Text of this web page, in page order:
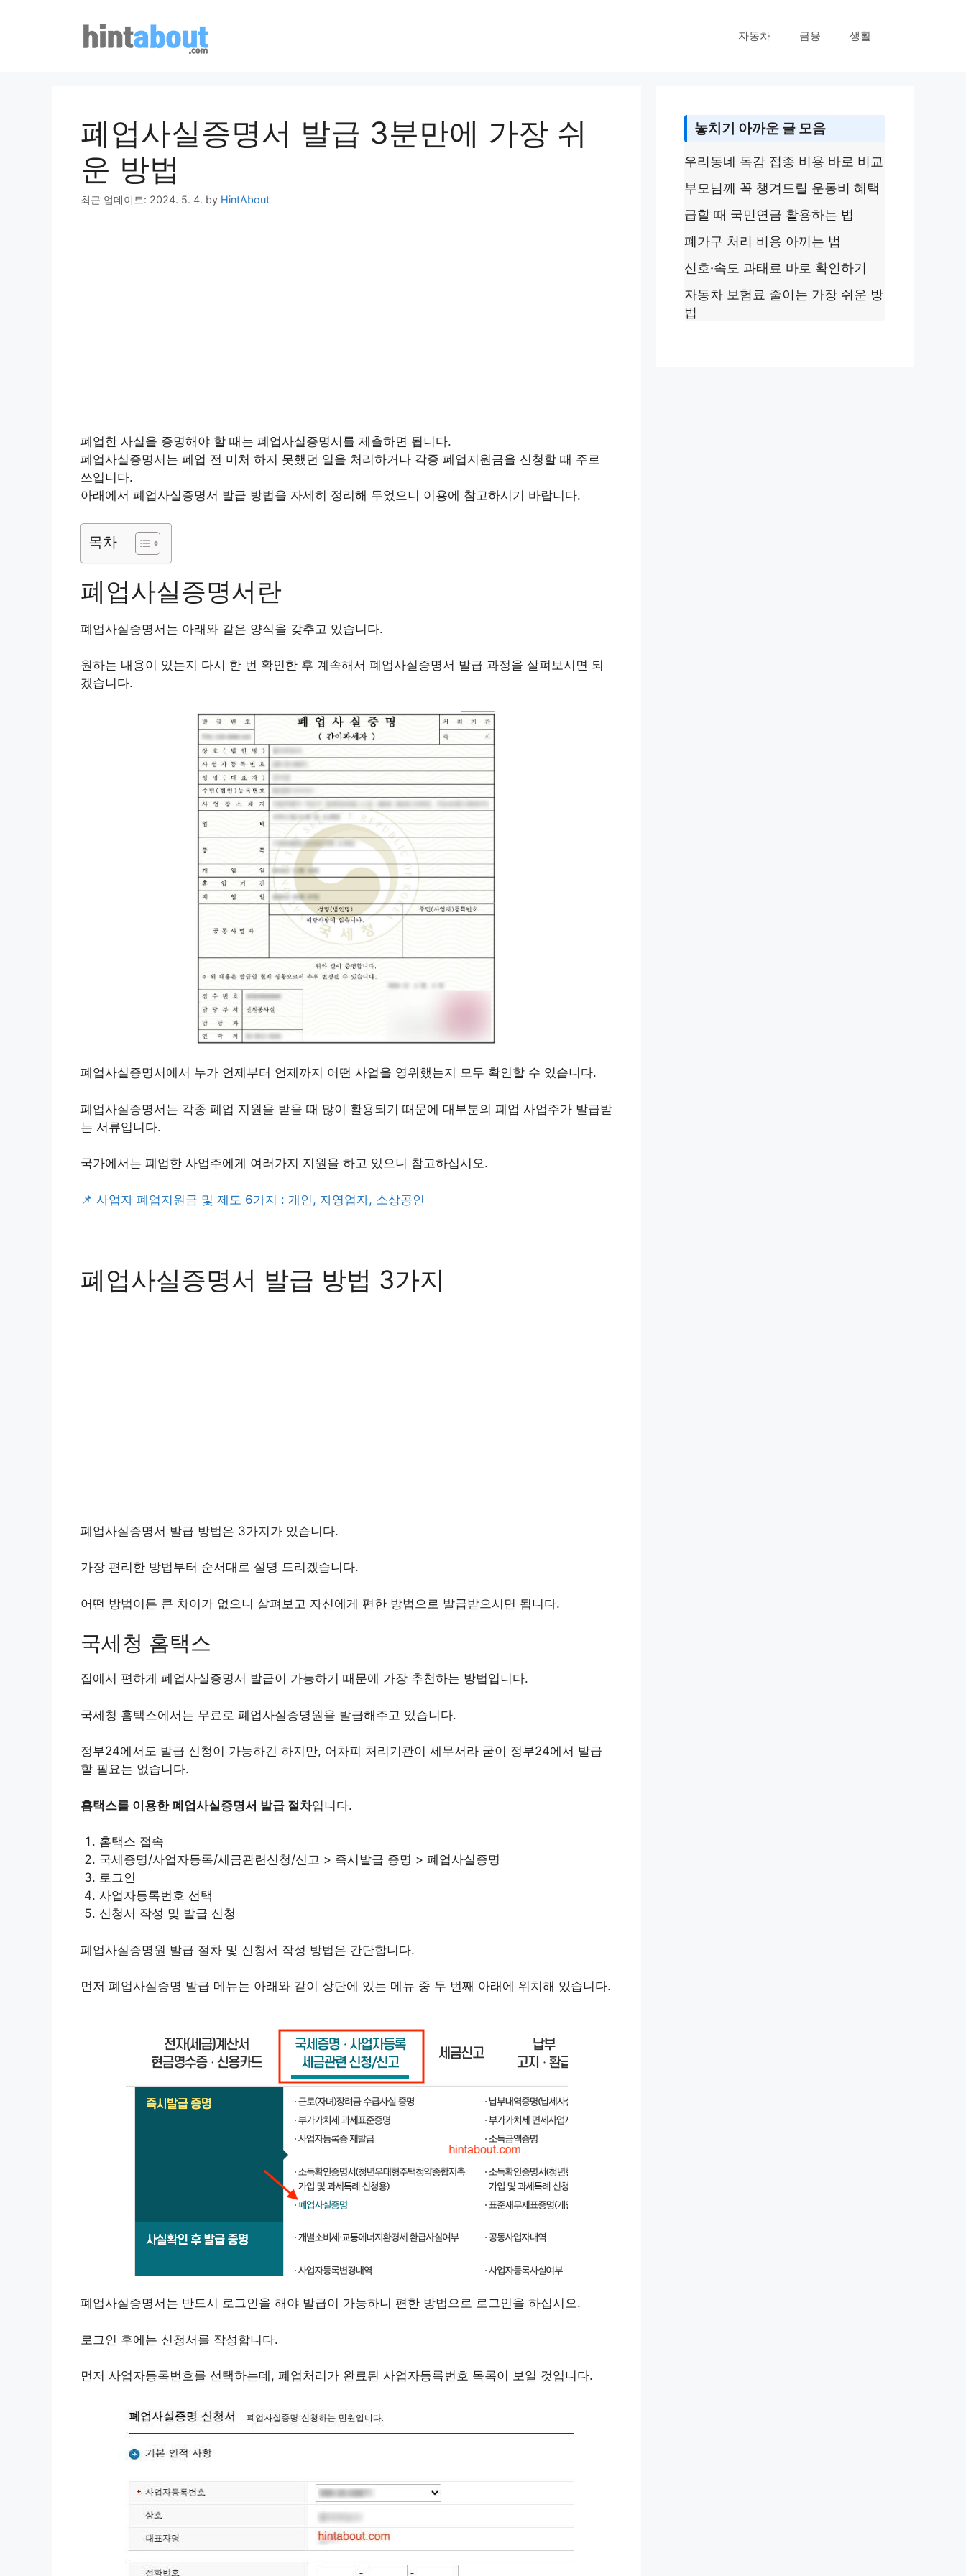
자동차 금융 생활
폐업사실증명서 발급 3분만에 가장 쉬
운 방법
최근 업데이트: 2024. 5. 4. by HintAbout
폐업한 사실을 증명해야 할 때는 폐업사실증명서를 제출하면 됩니다.
폐업사실증명서는 폐업 전 미처 하지 못했던 일을 처리하거나 각종 폐업지원금을 신청할 때 주로
쓰입니다.
아래에서 폐업사실증명서 발급 방법을 자세히 정리해 두었으니 이용에 참고하시기 바랍니다.
목차
폐업사실증명서란
폐업사실증명서는 아래와 같은 양식을 갖추고 있습니다.
원하는 내용이 있는지 다시 한 번 확인한 후 계속해서 폐업사실증명서 발급 과정을 살펴보시면 되
겠습니다.
폐업사실증명서에서 누가 언제부터 언제까지 어떤 사업을 영위했는지 모두 확인할 수 있습니다.
폐업사실증명서는 각종 폐업 지원을 받을 때 많이 활용되기 때문에 대부분의 폐업 사업주가 발급받
는 서류입니다.
국가에서는 폐업한 사업주에게 여러가지 지원을 하고 있으니 참고하십시오.
📌 사업자 폐업지원금 및 제도 6가지 : 개인, 자영업자, 소상공인
폐업사실증명서 발급 방법 3가지
폐업사실증명서 발급 방법은 3가지가 있습니다.
가장 편리한 방법부터 순서대로 설명 드리겠습니다.
어떤 방법이든 큰 차이가 없으니 살펴보고 자신에게 편한 방법으로 발급받으시면 됩니다.
국세청 홈택스
집에서 편하게 폐업사실증명서 발급이 가능하기 때문에 가장 추천하는 방법입니다.
국세청 홈택스에서는 무료로 폐업사실증명원을 발급해주고 있습니다.
정부24에서도 발급 신청이 가능하긴 하지만, 어차피 처리기관이 세무서라 굳이 정부24에서 발급
할 필요는 없습니다.
홈택스를 이용한 폐업사실증명서 발급 절차입니다.
홈택스 접속
국세증명/사업자등록/세금관련신청/신고 > 즉시발급 증명 > 폐업사실증명
로그인
사업자등록번호 선택
신청서 작성 및 발급 신청
폐업사실증명원 발급 절차 및 신청서 작성 방법은 간단합니다.
먼저 폐업사실증명 발급 메뉴는 아래와 같이 상단에 있는 메뉴 중 두 번째 아래에 위치해 있습니다.
폐업사실증명서는 반드시 로그인을 해야 발급이 가능하니 편한 방법으로 로그인을 하십시오.
로그인 후에는 신청서를 작성합니다.
먼저 사업자등록번호를 선택하는데, 폐업처리가 완료된 사업자등록번호 목록이 보일 것입니다.
놓치기 아까운 글 모음
우리동네 독감 접종 비용 바로 비교
부모님께 꼭 챙겨드릴 운동비 혜택
급할 때 국민연금 활용하는 법
폐가구 처리 비용 아끼는 법
신호·속도 과태료 바로 확인하기
자동차 보험료 줄이는 가장 쉬운 방
법